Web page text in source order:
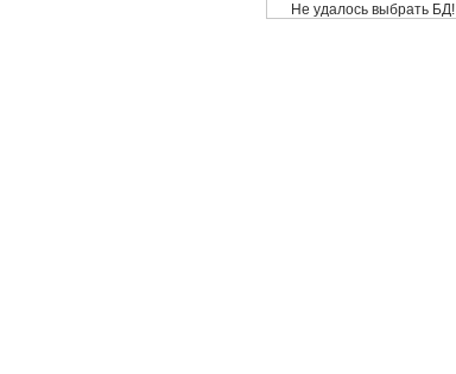
Не удалось выбрать БД!